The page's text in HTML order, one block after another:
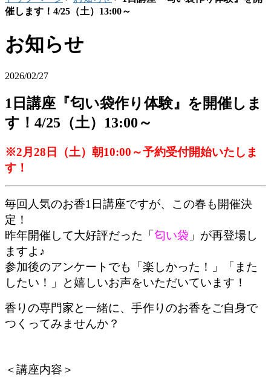
催します！4/25（土）13:00～
お知らせ
2026/02/27
1日講座『匂い袋作り体験』を開催しま
す！4/25（土）13:00～
※2月28日（土）朝10:00～予約受付開始いたしま
す！
毎回人気のお香1日講座ですが、この春も開催決
定！
昨年開催して大好評だった「匂い袋 」が再登場し
ますよ♪
参加後のアンケートでも「楽しかった！」「また
したい！」と嬉しいお声をいただいています！
香りの専門家と一緒に、手作りのお香をご自身で
つくってみませんか？
＜講座内容＞